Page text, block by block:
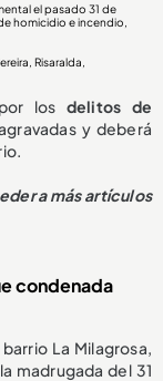
el pasado 31 de
homicidio e incendio,
Risaralda,
los delitos de
y deberá
a más artículos
condenada
La Milagrosa,
madrugada del 31